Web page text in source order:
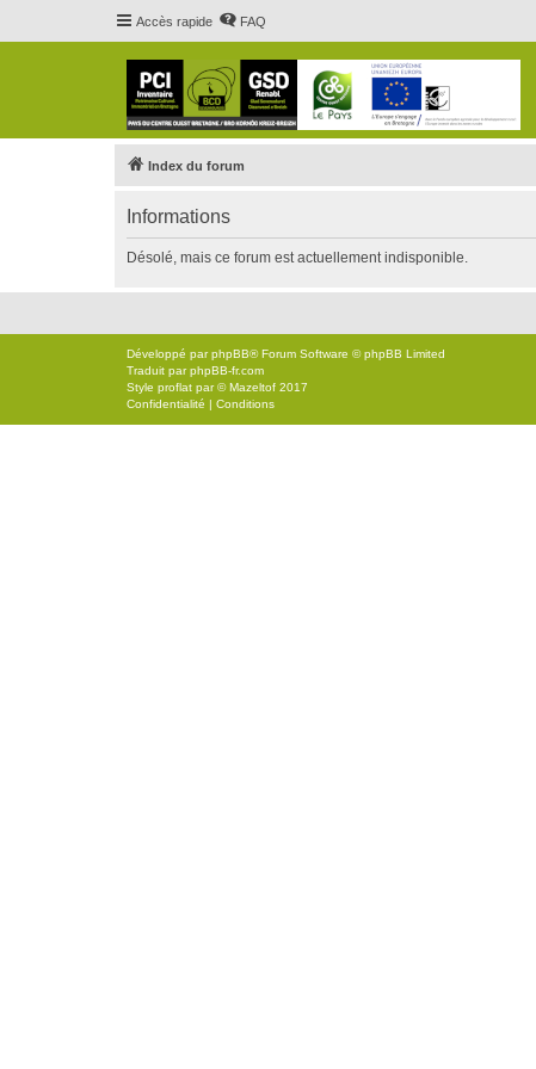
Accès rapide FAQ
Index du forum
Informations
Désolé, mais ce forum est actuellement indisponible.
Développé parphpBB® Forum Software © phpBB Limited
Traduit parphpBB-fr.com
Style proflat par ©Mazeltof 2017
Confidentialité | Conditions